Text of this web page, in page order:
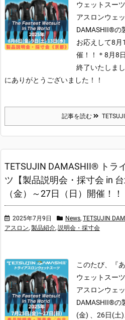
ウェットスー
アスロンウェ
DAMASHII®の
お応えして8月
催！！
＊8月8
終了いたしま
にありがとうございました！！
記事を読む
TETSUJIN DAMASHII® トラ
ツ【製品説明会・採寸会 in
（金）～27日（日）開催！！
2025年7月9日 News, TETSUJIN
アスロン, 製品紹介, 説明会・採寸会
このたび、『
ウェットスー
アスロンウェ
DAMASHII®の
(金) 、26日(土)